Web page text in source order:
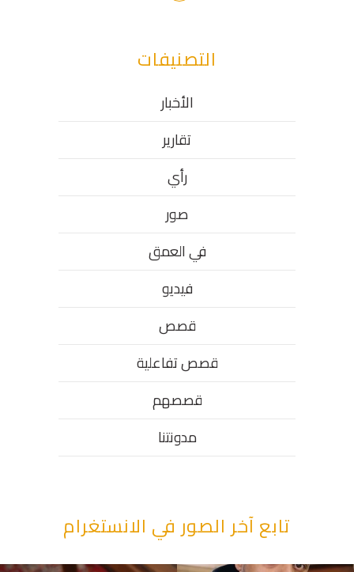
التصنيفات
الأخبار
تقارير
رأي
صور
في العمق
فيديو
قصص
قصص تفاعلية
قصصهم
مدونتنا
تابع آخر الصور في الانستغرام
“وقت بيمرق العيد.. ببكي.” ف